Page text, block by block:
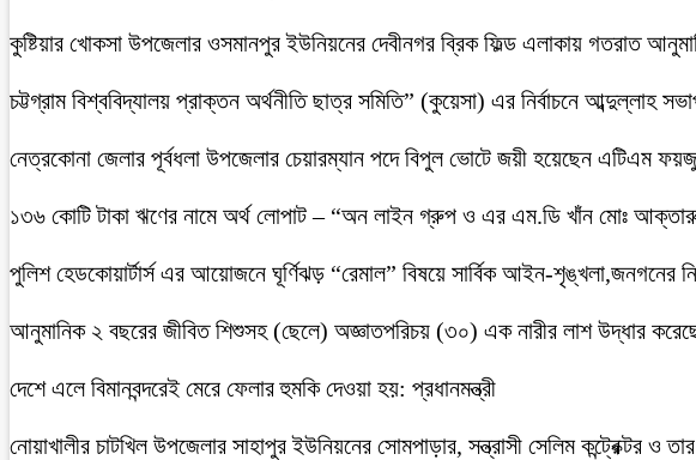
কুষ্টিয়ার খোকসা উপজেলার ওসমানপুর ইউনিয়নের দেবীনগর ব্রিক ফিল্ড এলাকায় গতরাত
চট্টগ্রাম বিশ্ববিদ্যালয় প্রাক্তন অর্থনীতি ছাত্র সমিতি” (কুয়েসা) এর নির্বাচনে আব্দুল্লাহ
নেত্রকোনা জেলার পূর্বধলা উপজেলার চেয়ারম্যান পদে বিপুল ভোটে জয়ী হয়েছেন এটিএম
১৩৬ কোটি টাকা ঋণের নামে অর্থ লোপাট – “অন লাইন গ্রুপ ও এর এম.ডি খাঁন মোঃ
পুলিশ হেডকোয়ার্টার্স এর আয়োজনে ঘূর্ণিঝড় “রেমাল” বিষয়ে সার্বিক আইন-শৃঙ্খলা,জনগনের
আনুমানিক ২ বছরের জীবিত শিশুসহ (ছেলে) অজ্ঞাতপরিচয় (৩০) এক নারীর লাশ উদ্ধার
দেশে এলে বিমানবন্দরেই মেরে ফেলার হুমকি দেওয়া হয়: প্রধানমন্ত্রী
নোয়াখালীর চাটখিল উপজেলার সাহাপুর ইউনিয়নের সোমপাড়ার, সন্ত্রাসী সেলিম কন্ট্রেক্টর